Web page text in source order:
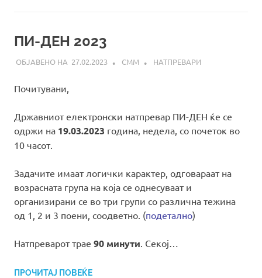
ПИ-ДЕН 2023
27.02.2023 СММ НАТПРЕВАРИ
Почитувани,
Државниот електронски натпревар ПИ-ДЕН ќе се
одржи на 19.03.2023 година, недела, со почеток во
10 часот.
Задачите имаат логички карактер, одговараат на
возрасната група на која се однесуваат и
организирани се во три групи со различна тежина
од 1, 2 и 3 поени, соодветно. (подетално)
Натпреварот трае 90 минути . Секој…
ПРОЧИТАЈ ПОВЕЌЕ